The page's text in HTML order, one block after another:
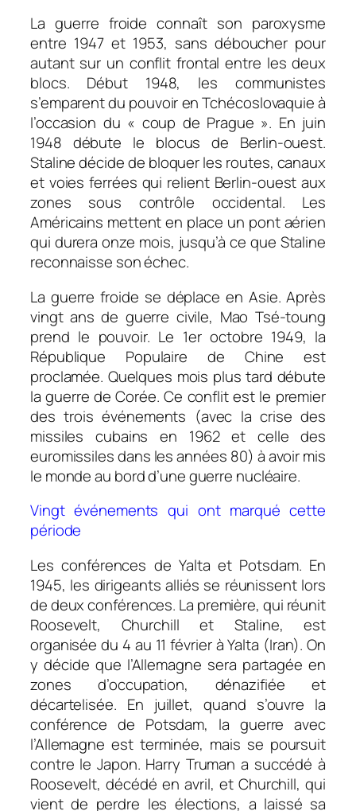
La guerre froide connaît son paroxysme
entre 1947 et 1953, sans déboucher pour
autant sur un conflit frontal entre les deux
blocs. Début 1948, les communistes
s’emparent du pouvoir en Tchécoslovaquie à
l’occasion du « coup de Prague ». En juin
1948 débute le blocus de Berlin-ouest.
Staline décide de bloquer les routes, canaux
et voies ferrées qui relient Berlin-ouest aux
zones sous contrôle occidental. Les
Américains mettent en place un pont aérien
qui durera onze mois, jusqu’à ce que Staline
reconnaisse son échec.
La guerre froide se déplace en Asie. Après
vingt ans de guerre civile, Mao Tsé-toung
prend le pouvoir. Le 1er octobre 1949, la
République Populaire de Chine est
proclamée. Quelques mois plus tard débute
la guerre de Corée. Ce conflit est le premier
des trois événements (avec la crise des
missiles cubains en 1962 et celle des
euromissiles dans les années 80) à avoir mis
le monde au bord d’une guerre nucléaire.
Vingt événements qui ont marqué cette
période
Les conférences de Yalta et Potsdam. En
1945, les dirigeants alliés se réunissent lors
de deux conférences. La première, qui réunit
Roosevelt, Churchill et Staline, est
organisée du 4 au 11 février à Yalta (Iran). On
y décide que l’Allemagne sera partagée en
zones d’occupation, dénazifiée et
décartelisée. En juillet, quand s’ouvre la
conférence de Potsdam, la guerre avec
l’Allemagne est terminée, mais se poursuit
contre le Japon. Harry Truman a succédé à
Roosevelt, décédé en avril, et Churchill, qui
vient de perdre les élections, a laissé sa